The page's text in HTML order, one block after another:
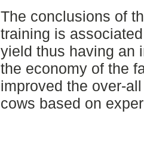
The conclusions of
training is
yield thus having an
the economy of the
improved the over-
cows based on